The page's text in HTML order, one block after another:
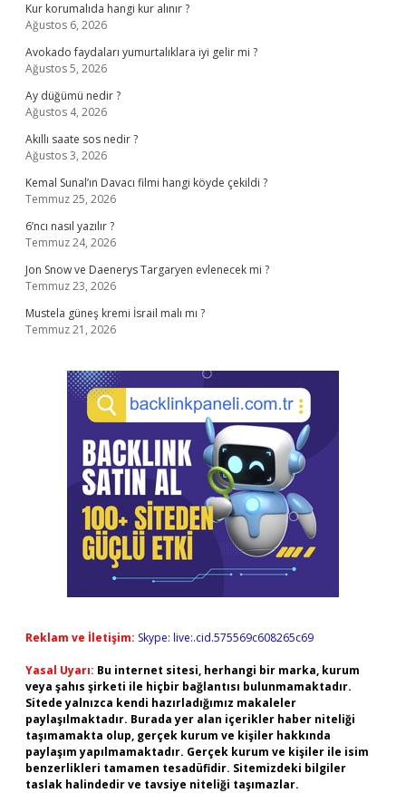
Kur korumalıda hangi kur alınır ?
Ağustos 6, 2026
Avokado faydaları yumurtalıklara iyi gelir mi ?
Ağustos 5, 2026
Ay düğümü nedir ?
Ağustos 4, 2026
Akıllı saate sos nedir ?
Ağustos 3, 2026
Kemal Sunal’ın Davacı filmi hangi köyde çekildi ?
Temmuz 25, 2026
6’ncı nasıl yazılır ?
Temmuz 24, 2026
Jon Snow ve Daenerys Targaryen evlenecek mi ?
Temmuz 23, 2026
Mustela güneş kremi İsrail malı mı ?
Temmuz 21, 2026
Reklam ve İletişim: Skype: live:.cid.575569c608265c69
Yasal Uyarı: Bu internet sitesi, herhangi bir marka, kurum
veya şahıs şirketi ile hiçbir bağlantısı bulunmamaktadır.
Sitede yalnızca kendi hazırladığımız makaleler
paylaşılmaktadır. Burada yer alan içerikler haber niteliği
taşımamakta olup, gerçek kurum ve kişiler hakkında
paylaşım yapılmamaktadır. Gerçek kurum ve kişiler ile isim
benzerlikleri tamamen tesadüfidir. Sitemizdeki bilgiler
taslak halindedir ve tavsiye niteliği taşımazlar.